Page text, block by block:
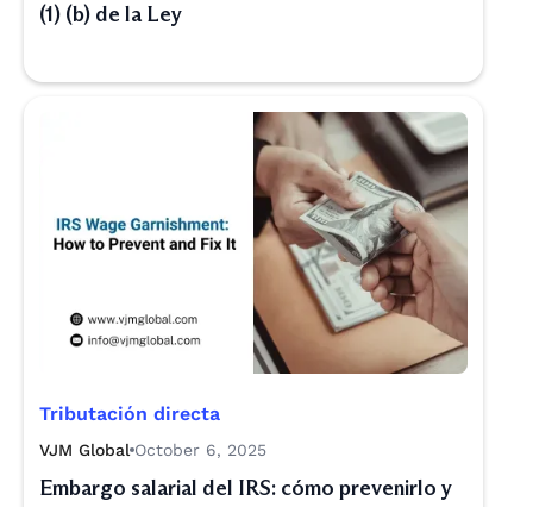
(1) (b) de la Ley
Tributación directa
VJM Global October 6, 2025
Embargo salarial del IRS: cómo prevenirlo y